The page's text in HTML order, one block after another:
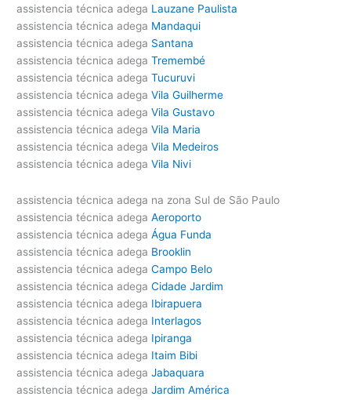
assistencia técnica adega Lauzane Paulista
assistencia técnica adega Mandaqui
assistencia técnica adega Santana
assistencia técnica adega Tremembé
assistencia técnica adega Tucuruvi
assistencia técnica adega Vila Guilherme
assistencia técnica adega Vila Gustavo
assistencia técnica adega Vila Maria
assistencia técnica adega Vila Medeiros
assistencia técnica adega Vila Nivi
assistencia técnica adega na zona Sul de São Paulo
assistencia técnica adega Aeroporto
assistencia técnica adega Água Funda
assistencia técnica adega Brooklin
assistencia técnica adega Campo Belo
assistencia técnica adega Cidade Jardim
assistencia técnica adega Ibirapuera
assistencia técnica adega Interlagos
assistencia técnica adega Ipiranga
assistencia técnica adega Itaim Bibi
assistencia técnica adega Jabaquara
assistencia técnica adega Jardim América